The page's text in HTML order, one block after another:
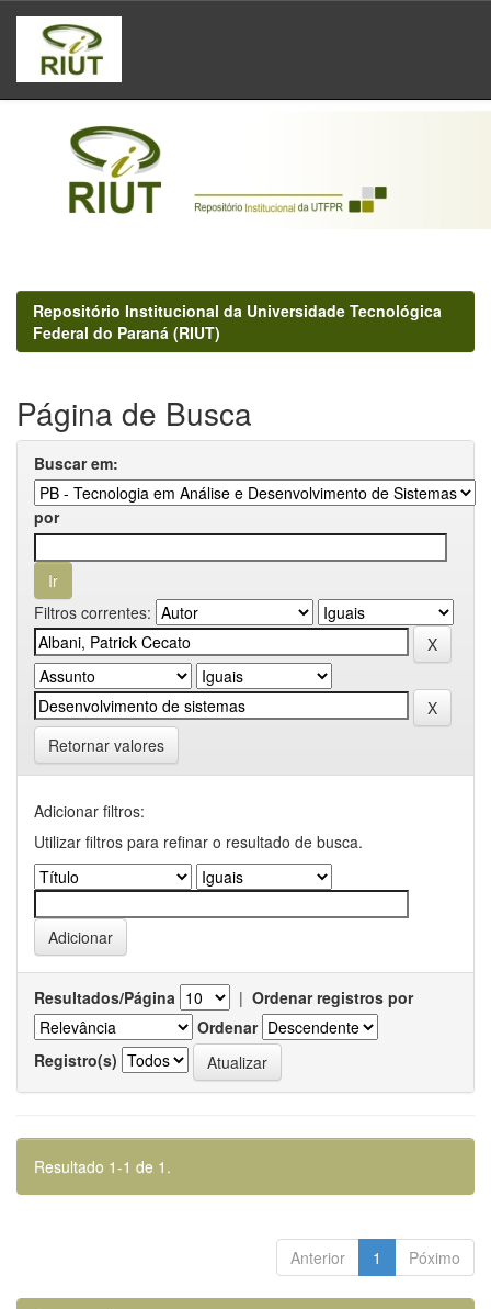
Skip
navigation
Repositório Institucional da Universidade Tecnológica
Federal do Paraná (RIUT)
Página de Busca
Buscar em:
por
Filtros correntes:
Retornar valores
Adicionar filtros:
Utilizar filtros para refinar o resultado de busca.
Resultados/Página | Ordenar registros por
Ordenar
Registro(s)
Resultado 1-1 de 1.
Anterior 1 Póximo